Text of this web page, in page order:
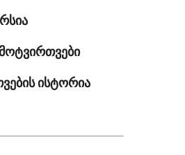
ისტორია